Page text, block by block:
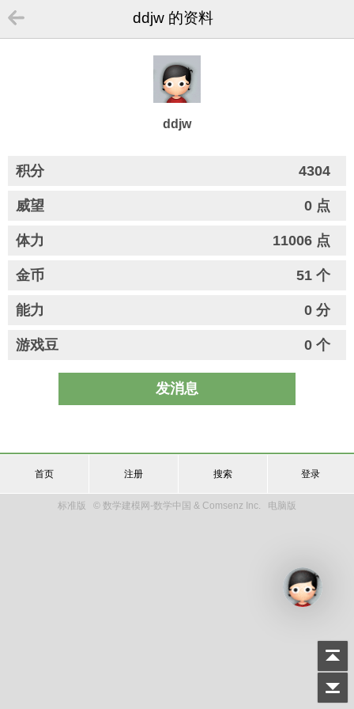
ddjw 的资料
ddjw
4304
积分
0 点
威望
11006 点
体力
51 个
金币
0 分
能力
0 个
游戏豆
发消息
首页 注册 搜索 登录
标准版 © 数学建模网-数学中国 & Comsenz Inc. 电脑版